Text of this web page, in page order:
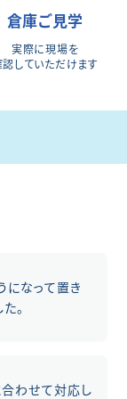
倉庫ご見学
実際に現場を
認していただけます
になって置き
。
わせて対応し